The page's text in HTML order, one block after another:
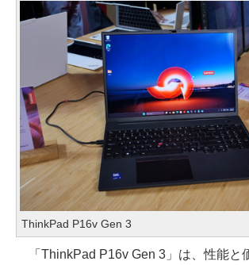
ThinkPad P16v Gen 3
「ThinkPad P16v Gen 3」は、性能と